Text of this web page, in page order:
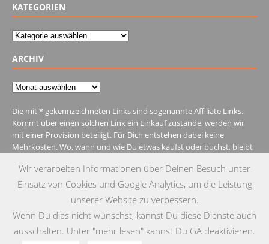
KATEGORIEN
Kategorien
ARCHIV
Archiv
Die mit * gekennzeichneten Links sind sogenannte Affiliate Links.
Kommt über einen solchen Link ein Einkauf zustande, werden wir
mit einer Provision beteiligt. Für Dich entstehen dabei keine
Mehrkosten. Wo, wann und wie Du etwas kaufst oder buchst, bleibt
IMPRESSUM DATENSCHUTZ KONTAKT
Wir verarbeiten Informationen über Deinen Besuch unter
Einsatz von Cookies und Google Analytics, um die Leistung
unserer Website zu verbessern.
Wenn Du dies nicht wünschst, kannst Du diese Dienste auch
ausschalten. Unter "mehr lesen" kannst Du GA deaktivieren.